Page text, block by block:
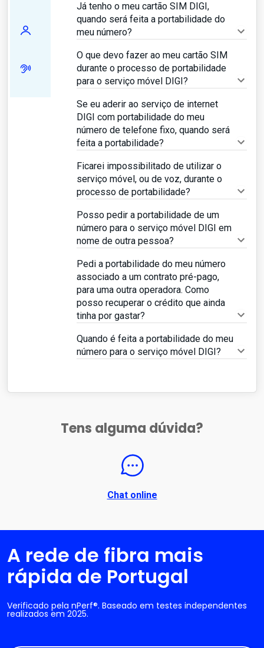
Já tenho o meu cartão SIM DIGI,
quando será feita a portabilidade do
meu número?
O que devo fazer ao meu cartão SIM
durante o processo de portabilidade
para o serviço móvel DIGI?
Se eu aderir ao serviço de internet
DIGI com portabilidade do meu
número de telefone fixo, quando será
feita a portabilidade?
Ficarei impossibilitado de utilizar o
serviço móvel, ou de voz, durante o
processo de portabilidade?
Posso pedir a portabilidade de um
número para o serviço móvel DIGI em
nome de outra pessoa?
Pedi a portabilidade do meu número
associado a um contrato pré-pago,
para uma outra operadora. Como
posso recuperar o crédito que ainda
tinha por gastar?
Quando é feita a portabilidade do meu
número para o serviço móvel DIGI?
Tens alguma dúvida?
Chat online
A rede de fibra mais
rápida de Portugal
Verificado pela nPerf®. Baseado em testes independentes
realizados em 2025.